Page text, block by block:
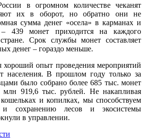
в огромном количестве чеканят
их в оборот, но обратно они не
сумма денег «осела» в карманах и
– 439 монет приходится на каждого
Срок службы монет составляет
денег – гораздо меньше.
хороший опыт проведения мероприятий
населения. В прошлом году только за
было собрано более 685 тыс. монет
919,6 тыс. рублей. Не накапливая
и копилках, мы способствуем
и сохранению лесов и экосистемы
в управлении.